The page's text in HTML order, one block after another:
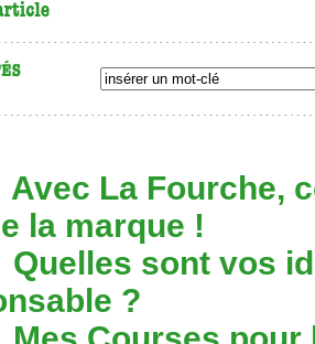
Avec La Fourche,
la marque !
Quelles sont vos
?